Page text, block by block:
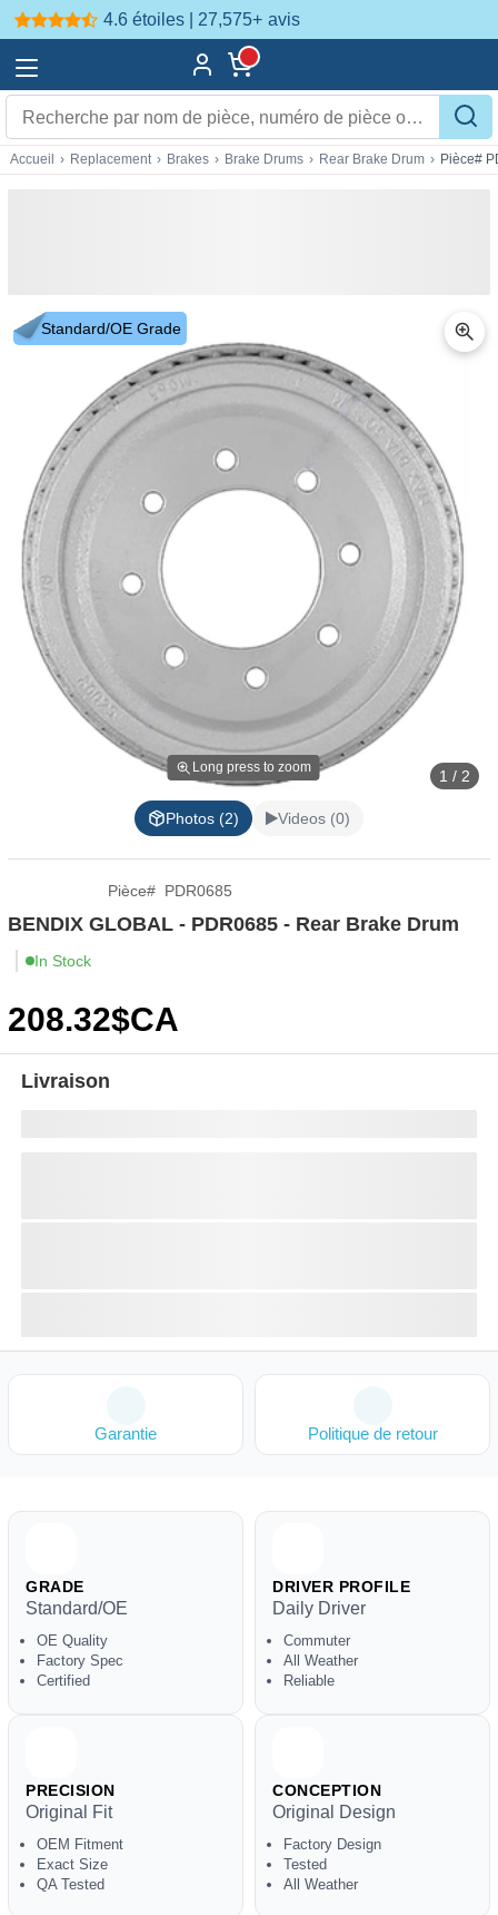
4.6 étoiles | 27,575+ avis
Accueil › Replacement › Brakes › Brake Drums › Rear Brake Drum › Pièce#
Standard/OE Grade
Long press to zoom 1 / 2
Photos (2) Videos (0)
Pièce# PDR0685
BENDIX GLOBAL - PDR0685 - Rear Brake Drum
In Stock
208.32$CA
Livraison
Garantie Politique de retour
GRADE
Standard/OE
OE Quality
Factory Spec
Certified
DRIVER PROFILE
Daily Driver
Commuter
All Weather
Reliable
PRECISION
Original Fit
OEM Fitment
Exact Size
QA Tested
CONCEPTION
Original Design
Factory Design
Tested
All Weather